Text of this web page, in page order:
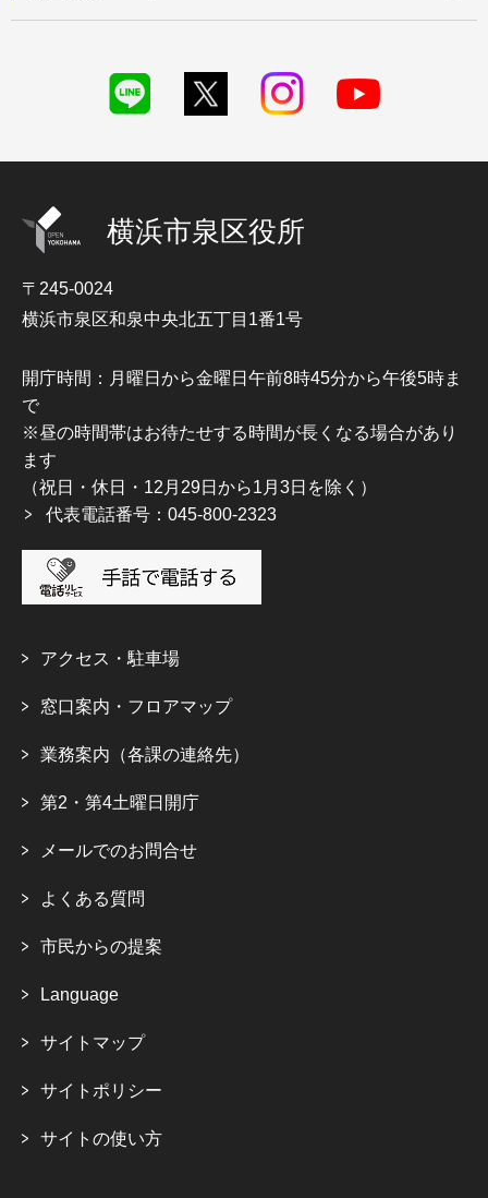
横浜市泉区役所
〒245-0024
横浜市泉区和泉中央北五丁目1番1号
開庁時間：月曜日から金曜日午前8時45分から午後5時ま
で
※昼の時間帯はお待たせする時間が長くなる場合があり
ます
（祝日・休日・12月29日から1月3日を除く）
代表電話番号：045-800-2323
アクセス・駐車場
窓口案内・フロアマップ
業務案内（各課の連絡先）
第2・第4土曜日開庁
メールでのお問合せ
よくある質問
市民からの提案
Language
サイトマップ
サイトポリシー
サイトの使い方